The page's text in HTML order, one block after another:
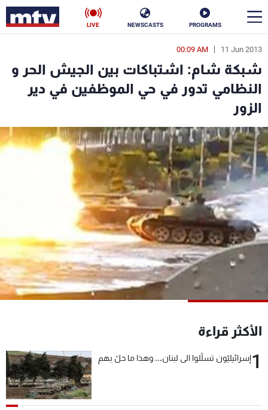
PROGRAMS
NEWSCASTS
LIVE
11 Jun 2013
00:09 AM
شبكة شام: اشتباكات بين الجيش الحر و
النظامي تدور في حي الموظفين في دير
الزور
الأكثر قراءة
1إسرائيليّون تسلّلوا الى لبنان... وهذا ما حلّ بهم
en
الأخبار
سياسة
إقتصاد فن
منوعات رياضة
كأس العالم
البرامج
جدول البرامج
الترددات
عن MTV
لاعلاناتكم
شروط الإسـتخدام
سياسة الخصوصية